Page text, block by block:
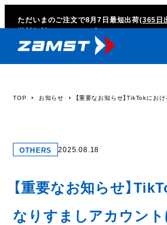
ただいまのご注文で8月7日 最短出荷(365日
TOP お知らせ 【重要なお知らせ】TikTokにお
OTHERS 2025.08.18
【重要なお知らせ】
なりすましアカウント